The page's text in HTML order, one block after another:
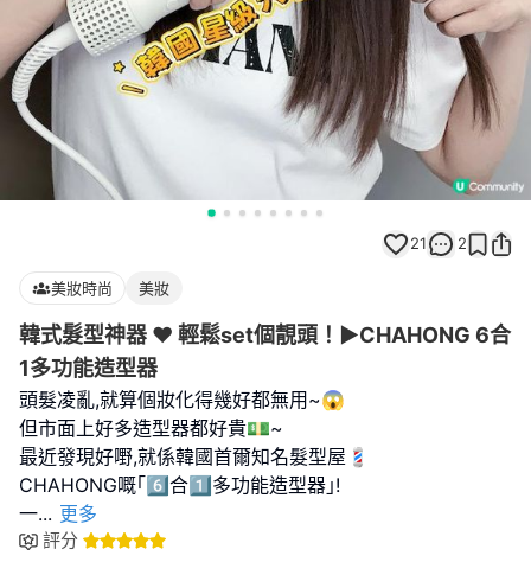
21 2
美妝時尚 美妝
韓式髮型神器 ♥ 輕鬆set個靚頭！►CHAHONG 6合
1多功能造型器
頭髮凌亂,就算個妝化得幾好都無用~😱
但市面上好多造型器都好貴💵~
最近發現好嘢,就係韓國首爾知名髮型屋💈
CHAHONG嘅｢6️⃣合1️⃣多功能造型器｣!
一... 更多
評分